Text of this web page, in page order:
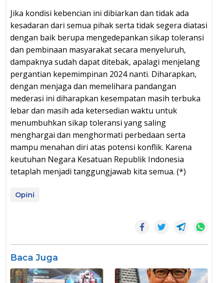
Jika kondisi kebencian ini dibiarkan dan tidak ada
kesadaran dari semua pihak serta tidak segera diatasi
dengan baik berupa mengedepankan sikap toleransi
dan pembinaan masyarakat secara menyeluruh,
dampaknya sudah dapat ditebak, apalagi menjelang
pergantian kepemimpinan 2024 nanti. Diharapkan,
dengan menjaga dan memelihara pandangan
mederasi ini diharapkan kesempatan masih terbuka
lebar dan masih ada ketersedian waktu untuk
menumbuhkan sikap toleransi yang saling
menghargai dan menghormati perbedaan serta
mampu menahan diri atas potensi konflik. Karena
keutuhan Negara Kesatuan Republik Indonesia
tetaplah menjadi tanggungjawab kita semua. (*)
Opini
Baca Juga